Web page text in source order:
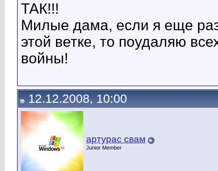
ТАК!!!
Милые дама, если я еще раз
этой ветке, то поудаляю
войны!
12.12.2008, 10:00
артурас свам
Junior Member